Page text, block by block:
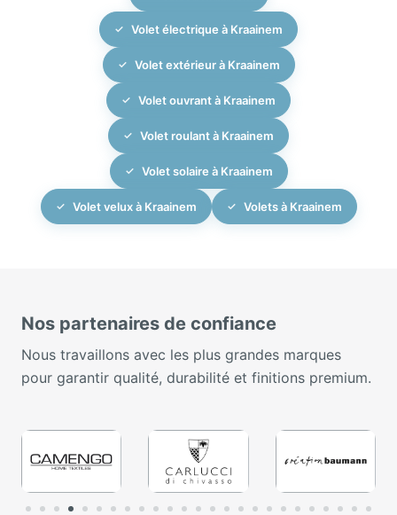
Volet électrique à Kraainem
Volet extérieur à Kraainem
Volet ouvrant à Kraainem
Volet roulant à Kraainem
Volet solaire à Kraainem
Volet velux à Kraainem Volets à Kraainem
Nos partenaires de confiance
Nous travaillons avec les plus grandes marques
pour garantir qualité, durabilité et finitions premium.